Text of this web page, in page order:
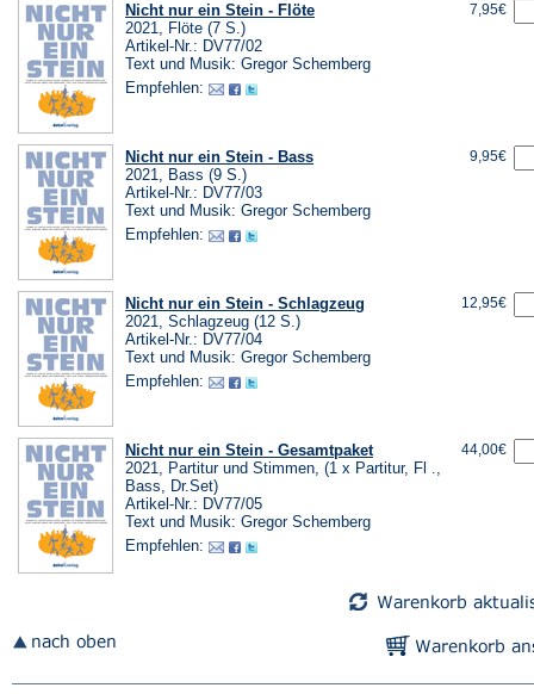
Nicht nur ein Stein - Flöte
2021, Flöte (7 S.)
Artikel-Nr.: DV77/02
Text und Musik: Gregor Schemberg
Empfehlen:
7,95€
Nicht nur ein Stein - Bass
2021, Bass (9 S.)
Artikel-Nr.: DV77/03
Text und Musik: Gregor Schemberg
Empfehlen:
9,95€
Nicht nur ein Stein - Schlagzeug
2021, Schlagzeug (12 S.)
Artikel-Nr.: DV77/04
Text und Musik: Gregor Schemberg
Empfehlen:
12,95€
Nicht nur ein Stein - Gesamtpaket
2021, Partitur und Stimmen, (1 x Partitur, Fl .,
Bass, Dr.Set)
Artikel-Nr.: DV77/05
Text und Musik: Gregor Schemberg
Empfehlen:
44,00€